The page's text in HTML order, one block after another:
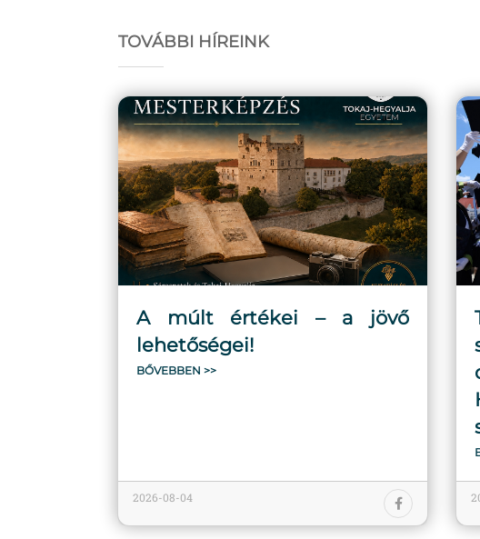
TOVÁBBI HÍREINK
A múlt értékei – a jövő
lehetőségei!
BŐVEBBEN >>
2026-08-04